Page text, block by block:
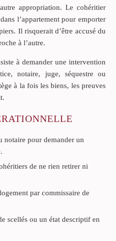
appropriation. Le cohéritier
l’appartement pour emporter
Il risquerait d’être accusé du
à l’autre.
à demander une intervention
notaire, juge, séquestre ou
à la fois les biens, les preuves
notaire pour demander un
de ne rien retirer ni
par commissaire de
scellés ou un état descriptif en